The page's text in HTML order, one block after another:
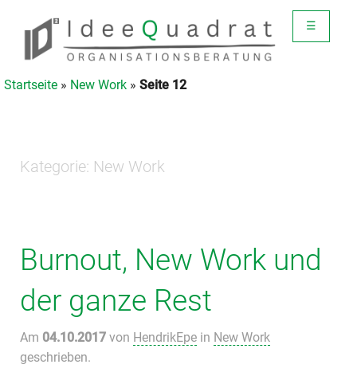
☰
Startseite » New Work » Seite 12
Kategorie: New Work
Burnout, New Work und
der ganze Rest
Am 04.10.2017 von HendrikEpe in New Work
geschrieben.